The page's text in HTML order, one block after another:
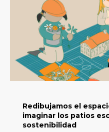
Redibujamos el
imaginar los patios
sostenibilidad